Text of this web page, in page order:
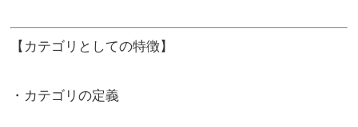
【カテゴリとしての特徴】
・カテゴリの定義